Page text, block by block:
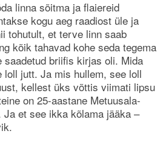
linna sõitma ja flaiereid
kogu aeg raadiost üle ja
tohutult, et terve linn saab
kõik tahavad kohe seda tegema
saadetud briifis kirjas oli. Mida
jutt. Ja mis hullem, see loll
kellest üks võttis viimati lipsu
on 25-aastane Metuusala-
et see ikka kõlama jääka –